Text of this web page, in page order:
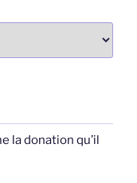
la donation qu’il